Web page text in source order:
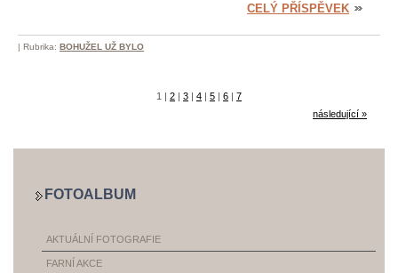
CELÝ PŘÍSPĚVEK
| Rubrika: BOHUŽEL UŽ BYLO
1 | 2 | 3 | 4 | 5 | 6 | 7
následující »
FOTOALBUM
AKTUÁLNÍ FOTOGRAFIE
FARNÍ AKCE